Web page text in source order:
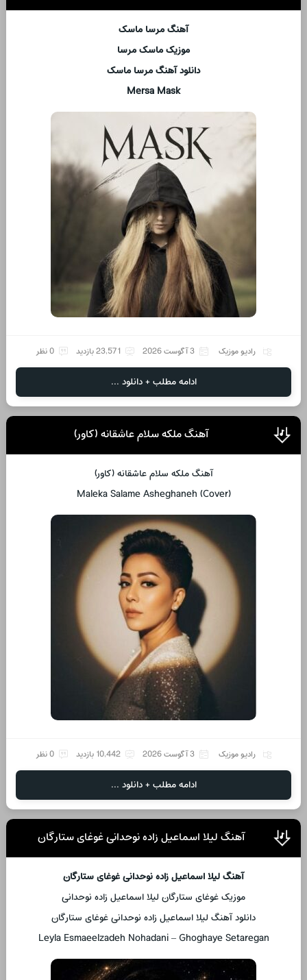
آهنگ مرسا ماسک
موزیک ماسک مرسا
دانلود آهنگ مرسا ماسک
Mersa Mask
رادیو موزیک 3 آگوست 2026 23,571 بازدید 0 نظر
ادامه مطلب + دانلود ...
آهنگ ملکه سلام عاشقانه (کاور)
آهنگ ملکه سلام عاشقانه (کاور)
(Maleka Salame Asheghaneh (Cover
رادیو موزیک 3 آگوست 2026 10,442 بازدید 0 نظر
ادامه مطلب + دانلود ...
آهنگ لیلا اسماعیل زاده نوحدانی غوغای ستارگان
آهنگ لیلا اسماعیل زاده نوحدانی غوغای ستارگان
موزیک غوغای ستارگان لیلا اسماعیل زاده نوحدانی
دانلود آهنگ لیلا اسماعیل زاده نوحدانی غوغای ستارگان
Leyla Esmaeelzadeh Nohadani – Ghoghaye Setaregan